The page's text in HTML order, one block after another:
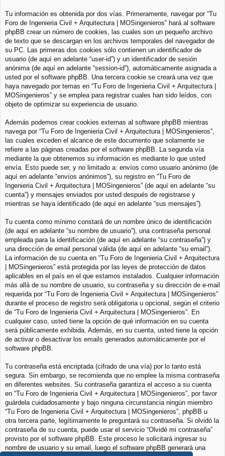
Tu información es obtenida por dos vías. Primeramente, navegar por “Tu
Foro de Ingenieria Civil + Arquitectura | MOSingenieros” hará al software
phpBB crear un número de cookies, las cuales son un pequeño archivo
de texto que se descargan en los archivos temporales del navegador de
su PC. Las primeras dos cookies sólo contienen un identificador de
usuario (de aquí en adelante “user-id”) y un identificador de sesión
anónima (de aquí en adelante “session-id”), automáticamente asignada a
usted por el software phpBB. Una tercera cookie se creará una vez que
haya navegado por temas en “Tu Foro de Ingenieria Civil + Arquitectura |
MOSingenieros” y se emplea para registrar cuales han sido leídos, con
objeto de optimizar su experiencia de usuario.
Además podemos crear cookies externas al software phpBB mientras
navega por “Tu Foro de Ingenieria Civil + Arquitectura | MOSingenieros”,
las cuales exceden el alcance de este documento que solamente se
refiere a las páginas creadas por el software phpBB. La segunda vía
mediante la que obtenemos su información es mediante lo que usted
envía. Esto puede ser, y no limitado a: envíos como usuario anónimo (de
aquí en adelante “envíos anónimos”), su registro en “Tu Foro de
Ingenieria Civil + Arquitectura | MOSingenieros” (de aquí en adelante “su
cuenta”) y mensajes enviados por usted después de registrarse y
mientras se haya identificado (de aquí en adelante “sus mensajes”).
Tu cuenta como mínimo constará de un nombre único de identificación
(de aquí en adelante “su nombre de usuario”), una contraseña personal
empleada para la identificación (de aquí en adelante “su contraseña”) y
una dirección de email personal válida (de aquí en adelante “su email”).
La información de su cuenta en “Tu Foro de Ingenieria Civil + Arquitectura
| MOSingenieros” está protegida por las leyes de protección de datos
aplicables en el país en el que estamos instalados. Cualquier información
más allá de su nombre de usuario, su contraseña y su dirección de e-mail
requerida por “Tu Foro de Ingenieria Civil + Arquitectura | MOSingenieros”
durante el proceso de registro será obligatoria u opcional, según el criterio
de “Tu Foro de Ingenieria Civil + Arquitectura | MOSingenieros”. En
cualquier caso, usted tiene la opción de qué información en su cuenta
será públicamente exhibida. Además, en su cuenta, usted tiene la opción
de activar o desactivar los emails generados automáticamente por el
software phpBB.
Tu contraseña está encriptada (cifrado de una vía) por lo tanto está
segura. Sin embargo, se recomienda que no emplee la misma contraseña
en diferentes websites. Su contraseña garantiza el acceso a su cuenta
en “Tu Foro de Ingenieria Civil + Arquitectura | MOSingenieros”, por favor
guárdela cuidadosamente y bajo ninguna circunstancia ningún miembro
“Tu Foro de Ingenieria Civil + Arquitectura | MOSingenieros”, phpBB u
otra tercera parte, legítimamente le preguntará su contraseña. Si olvidó la
contraseña de su cuenta, puede usar el servicio “Olvidé mi contraseña”
provisto por el software phpBB. Este proceso le solicitará ingresar su
nombre de usuario y su email, luego el software phpBB generará una